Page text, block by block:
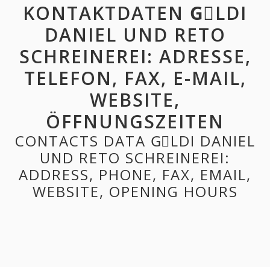
KONTAKTDATEN GِLDI
DANIEL UND RETO
SCHREINEREI: ADRESSE,
TELEFON, FAX, E-MAIL,
WEBSITE,
ÖFFNUNGSZEITEN
CONTACTS DATA GِLDI DANIEL
UND RETO SCHREINEREI:
ADDRESS, PHONE, FAX, EMAIL,
WEBSITE, OPENING HOURS